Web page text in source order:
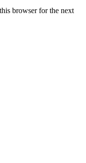
browser for the next